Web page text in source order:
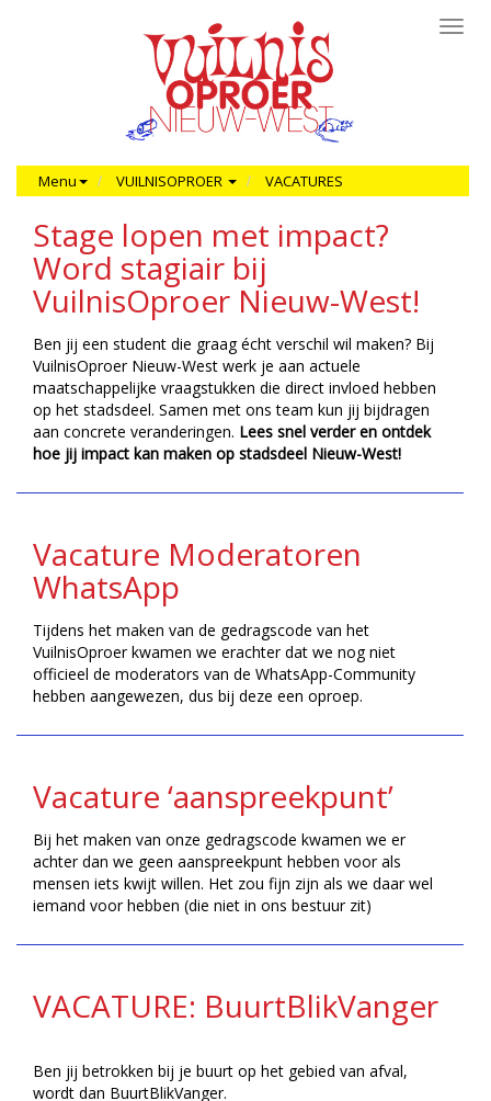
Menu VUILNISOPROER VACATURES
Stage lopen met impact?
Word stagiair bij
VuilnisOproer Nieuw-West!
Ben jij een student die graag écht verschil wil maken? Bij
VuilnisOproer Nieuw-West werk je aan actuele
maatschappelijke vraagstukken die direct invloed hebben
op het stadsdeel. Samen met ons team kun jij bijdragen
aan concrete veranderingen. Lees snel verder en ontdek
hoe jij impact kan maken op stadsdeel Nieuw-West!
Vacature Moderatoren
WhatsApp
Tijdens het maken van de gedragscode van het
VuilnisOproer kwamen we erachter dat we nog niet
officieel de moderators van de WhatsApp-Community
hebben aangewezen, dus bij deze een oproep.
Vacature ‘aanspreekpunt’
Bij het maken van onze gedragscode kwamen we er
achter dan we geen aanspreekpunt hebben voor als
mensen iets kwijt willen. Het zou fijn zijn als we daar wel
iemand voor hebben (die niet in ons bestuur zit)
VACATURE: BuurtBlikVanger
Ben jij betrokken bij je buurt op het gebied van afval,
wordt dan BuurtBlikVanger.